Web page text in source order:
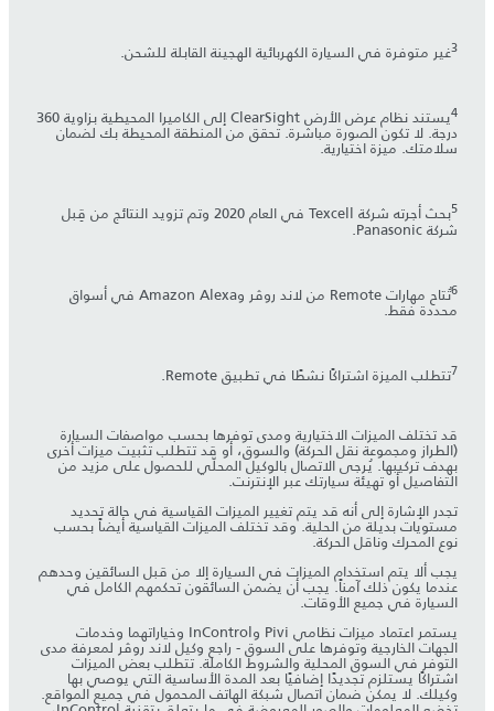
3غير متوفرة في السيارة الكهربائية الهجينة القابلة للشحن.
4 يستند نظام عرض الأرض ClearSight إلى الكاميرا المحيطية بزاوية 360
درجة. لا تكون الصورة مباشرة. تحقق من المنطقة المحيطة بك لضمان
سلامتك. ميزة اختيارية.
5 بحث أجرته شركة Texcell في العام 2020 وتم تزويد النتائج من قِبل
شركة Panasonic.
6 تُتاح مهارات Remote من لاند روڤر وAmazon Alexa في أسواق
محددة فقط.
7تتطلب الميزة اشتراكًا نشطًا في تطبيق Remote.
قد تختلف الميزات الاختيارية ومدى توفرها بحسب مواصفات السيارة
(الطراز ومجموعة نقل الحركة) والسوق، أو قد تتطلب تثبيت ميزات أخرى
بهدف تركيبها. يُرجى الاتصال بالوكيل المحلّي للحصول على مزيد من
التفاصيل أو تهيئة سيارتك عبر الإنترنت.
تجدر الإشارة إلى أنه قد يتم تغيير الميزات القياسية في حالة تحديد
مستويات بديلة من الحلية. وقد تختلف الميزات القياسية أيضاً بحسب
نوع المحرك وناقل الحركة.
يجب ألا يتم استخدام الميزات في السيارة إلا من قبل السائقين وحدهم
عندما يكون ذلك آمناً. يجب أن يضمن السائقون تحكمهم الكامل في
السيارة في جميع الأوقات.
يستمر اعتماد ميزات نظامي Pivi وInControl وخياراتهما وخدمات
الجهات الخارجية وتوفرها على السوق - راجع وكيل لاند روڤر لمعرفة مدى
التوفر في السوق المحلية والشروط الكاملة. تتطلب بعض الميزات
اشتراكًا يستلزم تجديدًا إضافيًا بعد المدة الأساسية التي يوصي بها
وكيلك. لا يمكن ضمان اتصال شبكة الهاتف المحمول في جميع المواقع.